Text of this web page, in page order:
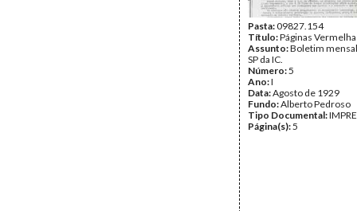
Pasta:09827.154
Título:Páginas
Assunto:Boletim
SP da IC.
Número:5
Ano:I
Data:Agosto de 1929
Fundo:Alberto Pedroso
Tipo Documental:
Página(s):5